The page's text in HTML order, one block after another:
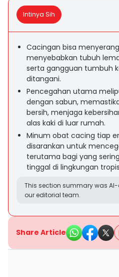
Intinya Sih
Cacingan bisa
menyebabkan tubuh
serta gangguan tumbuh
ditangani.
Pencegahan utama
dengan sabun,
bersih, menjaga
alas kaki di luar rumah.
Minum obat cacing tiap
disarankan untuk
terutama bagi yang
tinggal di lingkungan
This section summary was
our editorial team.
Share Article